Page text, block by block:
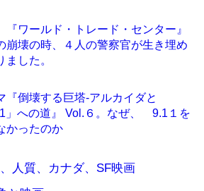
ワールド・トレード・センター』
崩壊の時、４人の警察官が生き埋め
ました。
『倒壊する巨塔-アルカイダと
」への道』 Vol.６。なぜ、 9.1１を
かったのか
人質、カナダ、SF映画